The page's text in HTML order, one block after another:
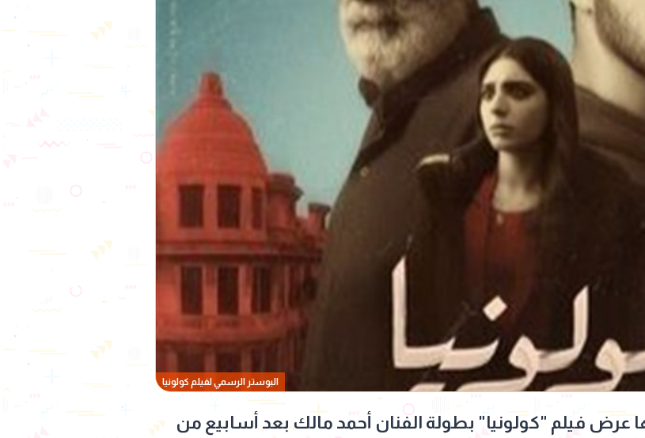
البوستر الرسمي لفيلم كولونيا
عرض فيلم "كولونيا" بطولة الفنان أحمد مالك بعد أسابيع من